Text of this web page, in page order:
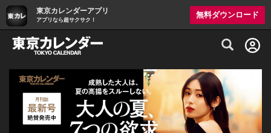
東京カレンダーアプリ
アプリなら超サクサク！
無料ダウンロード
グルメ情報・プレミアムレストラン予約